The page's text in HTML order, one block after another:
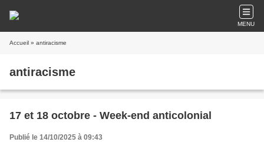
MENU
Accueil » antiracisme
antiracisme
17 et 18 octobre - Week-end anticolonial
Publié le 14/10/2025 à 09:43